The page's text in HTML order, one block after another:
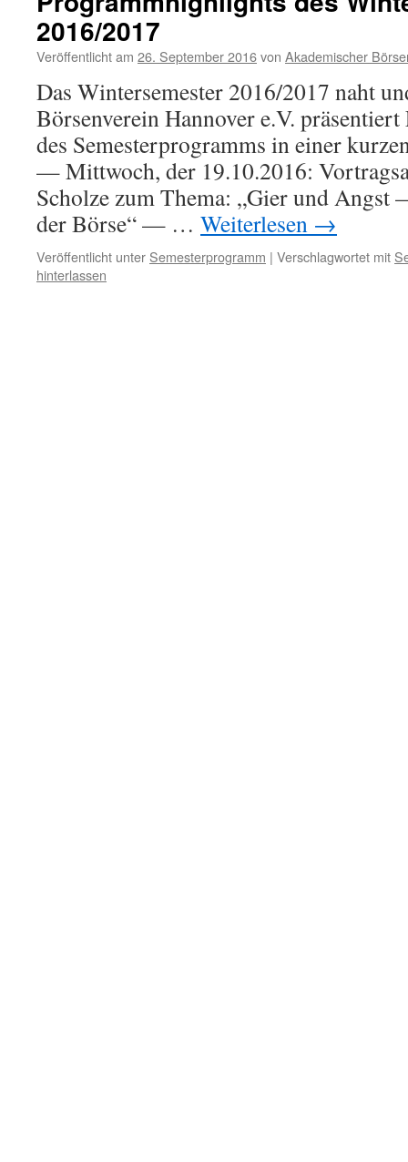
2016/2017
Veröffentlicht am 26. September 2016von Akademischer
Das Wintersemester 2016/2017 naht
Börsenverein Hannover e.V.
des Semesterprogramms in einer
— Mittwoch, der 19.10.2016:
Scholze zum Thema: „Gier und Angst
der Börse“ — … Weiterlesen →
Veröffentlicht unter Semesterprogramm | Verschlagwortet mit
hinterlassen